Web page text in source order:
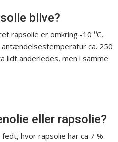
blive?
rapsolie er omkring -10 ⁰C,
antændelsestemperatur ca. 250
lidt anderledes, men i samme
eller rapsolie?
hvor rapsolie har ca 7 %.